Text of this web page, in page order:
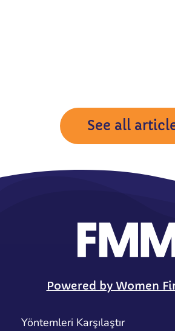
See all
Powered by Women
Yöntemleri Karşılaştır